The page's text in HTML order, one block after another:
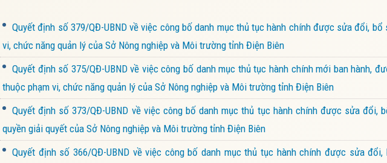
Quyết định số 379/QĐ-UBND về việc công bố danh mục thủ tục hành chính được sửa đổi,
vi, chức năng quản lý của Sở Nông nghiệp và Môi trường tỉnh Điện Biên
Quyết định số 375/QĐ-UBND về việc công bố danh mục thủ tục hành chính mới ban hành,
thuộc phạm vi, chức năng quản lý của Sở Nông nghiệp và Môi trường tỉnh Điện Biên
Quyết định số 373/QĐ-UBND về việc công bố danh mục thủ tục hành chính được sửa
quyền giải quyết của Sở Nông nghiệp và Môi trường tỉnh Điện Biên
Quyết định số 366/QĐ-UBND về việc công bố danh mục thủ tục hành chính được sửa